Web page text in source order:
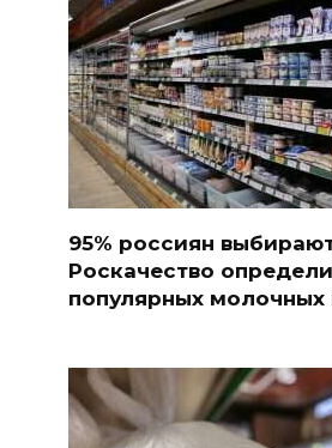
95% россиян
Роскачество
популярных молочных